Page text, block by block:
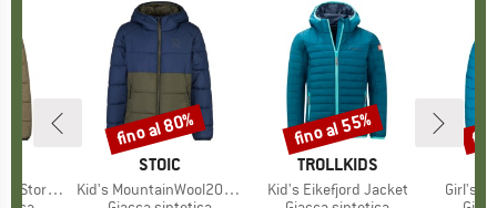
Hoody
MARCHIO
STOIC
Articolo
Kid's MountainWool200 Strobo Hoody
Sconto
fino al 80%
MARCHIO
TROLLKIDS
Articolo
Kid's Eikefjord Jacket
Sconto
fino al 55%
Articolo
Girl's